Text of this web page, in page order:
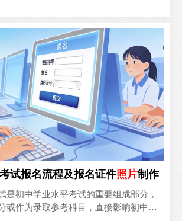
试报名流程及报名证件照片制作
是初中学业水平考试的重要组成部分，
或作为录取参考科目，直接影响初中毕